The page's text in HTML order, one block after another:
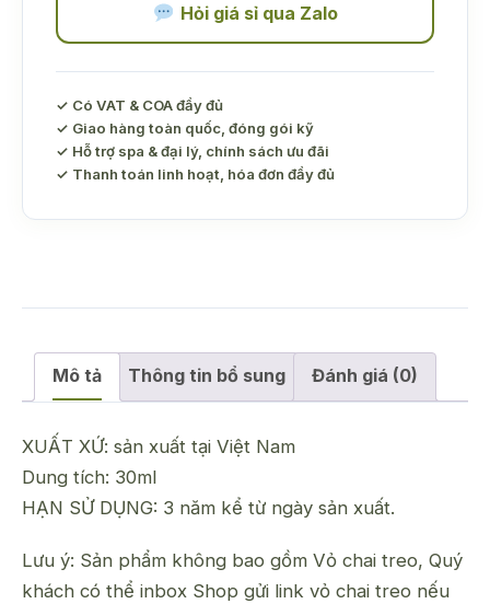
số
lượng
Hỏi giá sỉ qua Zalo
✓ Có VAT & COA đầy đủ
✓ Giao hàng toàn quốc, đóng gói kỹ
✓ Hỗ trợ spa & đại lý, chính sách ưu đãi
✓ Thanh toán linh hoạt, hóa đơn đầy đủ
Mô tả Thông tin bổ sung Đánh giá (0)
XUẤT XỨ: sản xuất tại Việt Nam
Dung tích: 30ml
HẠN SỬ DỤNG: 3 năm kể từ ngày sản xuất.
Lưu ý: Sản phẩm không bao gồm Vỏ chai treo, Quý
khách có thể inbox Shop gửi link vỏ chai treo nếu